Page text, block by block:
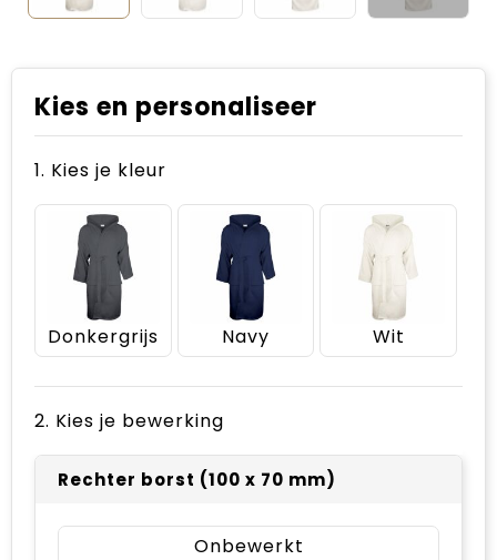
Kies en personaliseer
1. Kies je kleur
Donkergrijs Navy Wit
2. Kies je bewerking
Rechter borst (100 x 70 mm)
Onbewerkt